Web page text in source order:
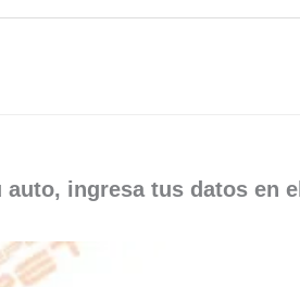
ingresa tus datos en el